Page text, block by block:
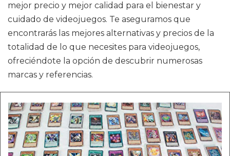
mejor precio y mejor calidad para el bienestar y
cuidado de videojuegos. Te aseguramos que
encontrarás las mejores alternativas y precios de la
totalidad de lo que necesites para videojuegos,
ofreciéndote la opción de descubrir numerosas
marcas y referencias.